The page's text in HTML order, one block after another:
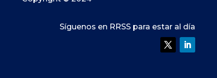
Síguenos en RRSS para estar al día